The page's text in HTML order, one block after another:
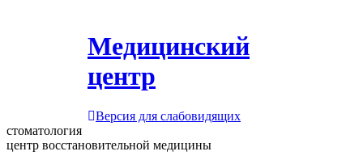
Медицинский
центр
Версия для слабовидящих
стоматология
центр восстановительной медицины